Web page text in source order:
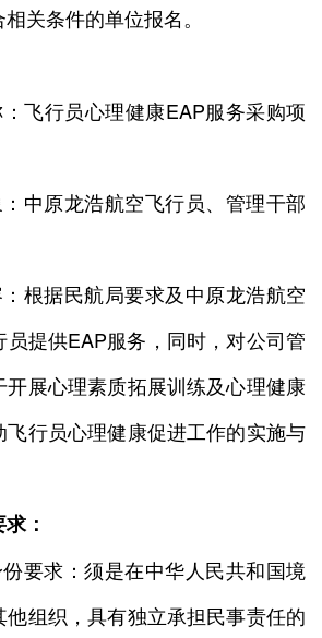
关条件的单位报名。
行员心理健康EAP服务采购项
原龙浩航空飞行员、管理干部
据民航局要求及中原龙浩航空
提供EAP服务，同时，对公司管
展心理素质拓展训练及心理健康
行员心理健康促进工作的实施与
：
求：须是在中华人民共和国境
组织，具有独立承担民事责任的